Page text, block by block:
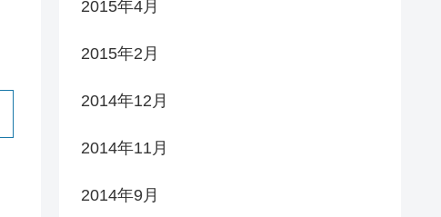
2015年4月
2015年2月
2014年12月
2014年11月
2014年9月